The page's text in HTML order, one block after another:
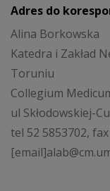
Adres do
Alina Borkowska
Katedra i Zakład
Toruniu
Collegium
ul Skłodowskiej-
tel 52 5853702,